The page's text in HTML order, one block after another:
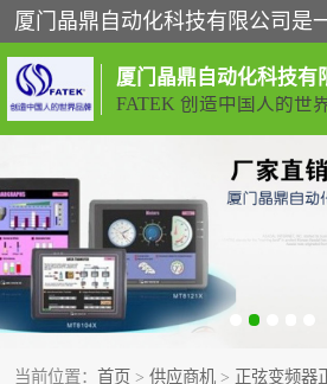
厦门晶鼎自动化科技有
FATEK 创造中国人的世
当前位置： 首页 > 供应商机 > 正弦变频器
闽台永宏PLC
正弦变频器正弦伺服 魏
ABB电流开关 魏